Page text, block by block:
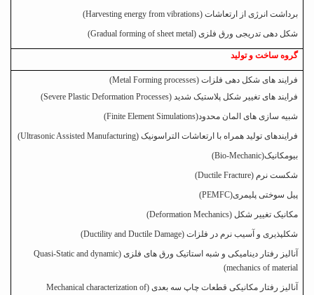
برداشت انرژی از ارتعاشات )
Harvesting energy from vibrations
(
شکل دهی تدریجی ورق فلزی )
Gradual forming of sheet metal
(
گروه ساخت و تولید
فرایند های شکل ­دهی فلزات (Metal Forming processes
)
فرایند های تغییر شکل پلاستیک شدید (Severe Plastic Deformation Processes)
شبیه سازی های المان محدود(Finite Element Simulations
)
فرایندهای تولید همراه با ارتعاشات التراسونیک (Ultrasonic Assisted Manufacturing
)
بیومکانیک(Bio-Mechanic
)
شکست نرم (Ductile Fracture
)
پیل سوختی پلیمری(PEMFC)
مکانیک تغییر شکل (Deformation Mechanics)
شکل­پذیری و آسیب نرم در فلزات (Ductility and Ductile Damage
)
آنالیز رفتار دینامیکی و شبه استاتیک ورق های فلزی (Quasi-Static and dynamic
mechanics of material
)
آنالیز رفتار مکانیکی قطعات چاپ سه بعدی (Mechanical characterization of